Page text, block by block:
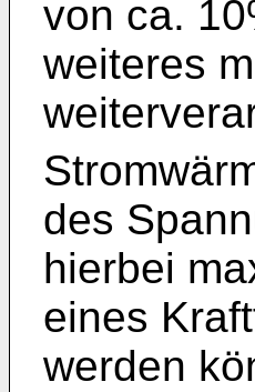
von ca.
weiteres
des
hierbei
eines
werden